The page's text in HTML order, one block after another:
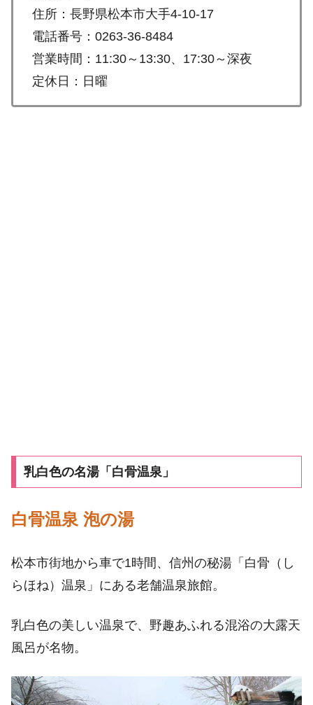
住所：長野県松本市大手4-10-17
電話番号：0263-36-8484
営業時間：11:30～13:30、17:30～深夜
定休日：日曜
乳白色の名湯「白骨温泉」
白骨温泉 泡の湯
松本市街地から車で1時間、信州の秘湯「白骨（し
らほね）温泉」にある老舗温泉旅館。
乳白色の美しい温泉で、野趣あふれる混浴の大露天
風呂が名物。